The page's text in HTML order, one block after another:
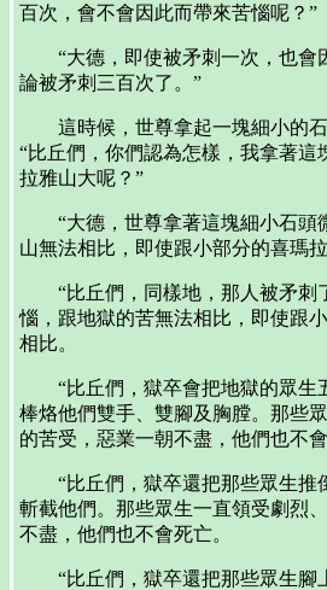
百次，會不會因此而帶來苦惱呢？”
“大德，即使被矛刺一次，也會
論被矛刺三百次了。”
這時候，世尊拿起一塊細小的石
“比丘們，你們認為怎樣，我拿著這
拉雅山大呢？”
“大德，世尊拿著這塊細小石頭
山無法相比，即使跟小部分的喜瑪
“比丘們，同樣地，那人被矛刺
惱，跟地獄的苦無法相比，即使跟
相比。
“比丘們，獄卒會把地獄的眾生
棒烙他們雙手、雙腳及胸膛。那些
的苦受，惡業一朝不盡，他們也不會
“比丘們，獄卒還把那些眾生推
斬截他們。那些眾生一直領受劇烈
不盡，他們也不會死亡。
“比丘們，獄卒還把那些眾生腳